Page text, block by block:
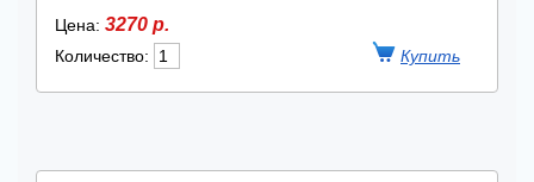
Цена: 3270 р.
Количество: